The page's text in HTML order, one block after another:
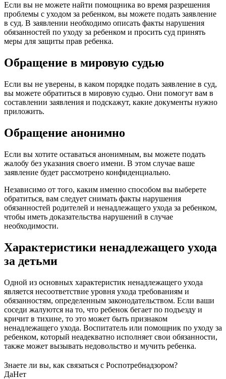
Если вы не можете найти помощника во время разрешения
проблемы с уходом за ребенком, вы можете подать заявление
в суд. В заявлении необходимо описать факты нарушения
обязанностей по уходу за ребенком и просить суд принять
меры для защиты прав ребенка.
Обращение в мировую судью
Если вы не уверены, в каком порядке подать заявление в суд,
вы можете обратиться в мировую судью. Они помогут вам в
составлении заявления и подскажут, какие документы нужно
приложить.
Обращение анонимно
Если вы хотите оставаться анонимным, вы можете подать
жалобу без указания своего имени. В этом случае ваше
заявление будет рассмотрено конфиденциально.
Независимо от того, каким именно способом вы выберете
обратиться, вам следует снимать факты нарушения
обязанностей родителей и ненадлежащего ухода за ребенком,
чтобы иметь доказательства нарушений в случае
необходимости.
Характеристики ненадлежащего ухода
за детьми
Одной из основных характеристик ненадлежащего ухода
является несоответствие уровня ухода требованиям и
обязанностям, определенным законодательством. Если ваши
соседи жалуются на то, что ребенок бегает по подъезду и
кричит в тихине, то это может быть признаком
ненадлежащего ухода. Воспитатель или помощник по уходу за
ребенком, который неадекватно исполняет свои обязанности,
также может вызывать недовольство и мучить ребенка.
Знаете ли вы, как связаться с Роспотребнадзором?
ДаНет